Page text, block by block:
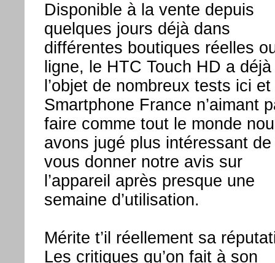
Disponible à la vente depuis
quelques jours déjà dans
différentes boutiques réelles
ligne, le HTC Touch HD a
l’objet de nombreux tests ici
Smartphone France n’aimant
faire comme tout le monde
avons jugé plus intéressant de
vous donner notre avis sur
l’appareil après presque une
semaine d’utilisation.
Mérite t’il réellement sa
Les critiques qu’on fait à son